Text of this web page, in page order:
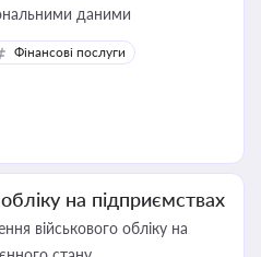
даними
Фінансові послуги
на підприємствах
військового обліку на